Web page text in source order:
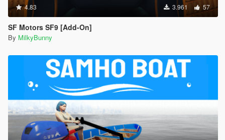
4.83 3.961 57
SF Motors SF9 [Add-On]
By MilkyBunny